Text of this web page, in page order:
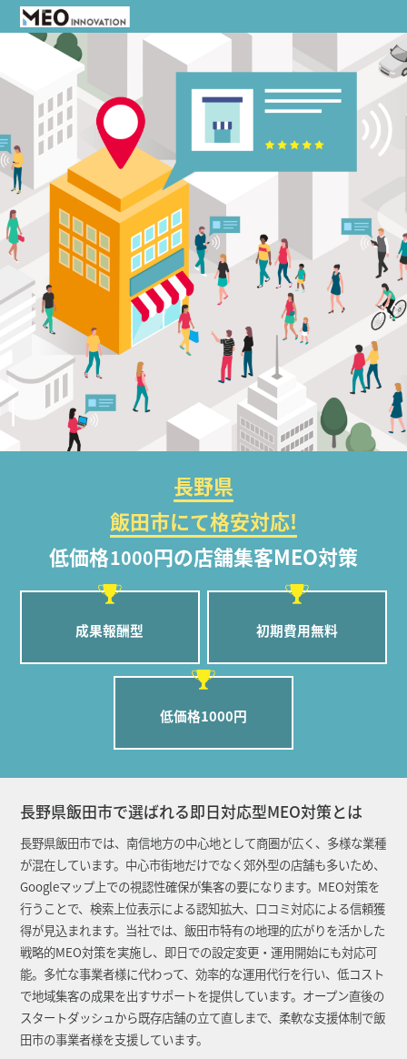
長野県
飯田市にて格安対応!
低価格1000円の店舗集客MEO対策
成果報酬型 初期費用無料
低価格1000円
長野県飯田市で選ばれる即日対応型MEO対策とは
長野県飯田市では、南信地方の中心地として商圏が広く、多様な業種
が混在しています。中心市街地だけでなく郊外型の店舗も多いため、
Googleマップ上での視認性確保が集客の要になります。MEO対策を
行うことで、検索上位表示による認知拡大、口コミ対応による信頼獲
得が見込まれます。当社では、飯田市特有の地理的広がりを活かした
戦略的MEO対策を実施し、即日での設定変更・運用開始にも対応可
能。多忙な事業者様に代わって、効率的な運用代行を行い、低コスト
で地域集客の成果を出すサポートを提供しています。オープン直後の
スタートダッシュから既存店舗の立て直しまで、柔軟な支援体制で飯
田市の事業者様を支援しています。